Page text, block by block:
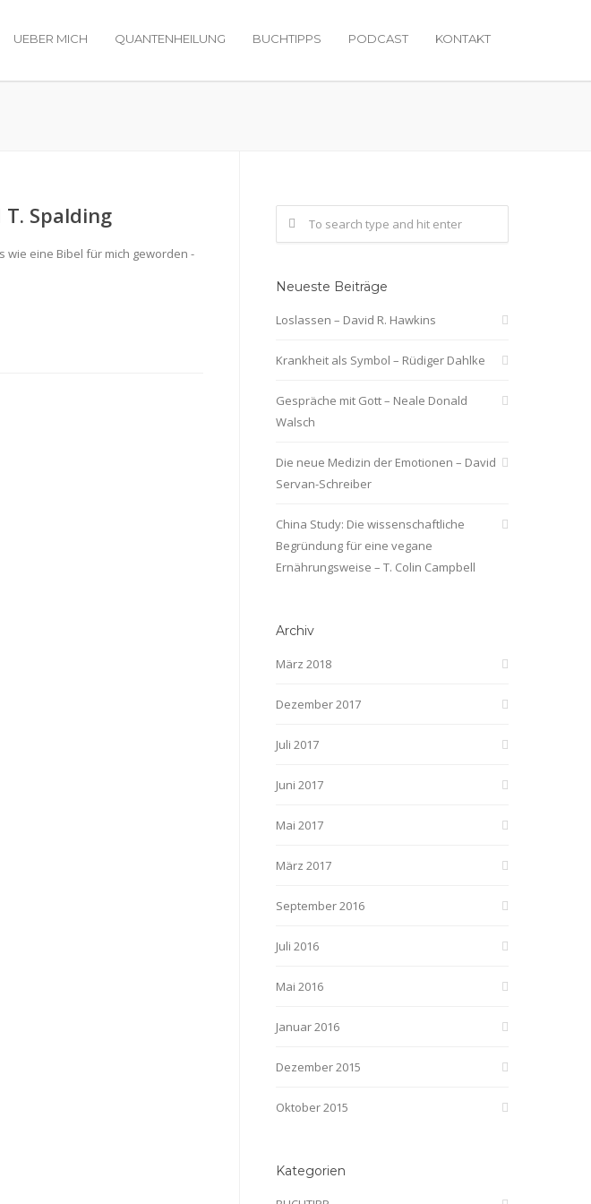
UEBER MICH QUANTENHEILUNG BUCHTIPPS PODCAST KONTAKT
Spalding
wie eine Bibel für mich geworden -
Neueste Beiträge
Loslassen – David R. Hawkins
Krankheit als Symbol – Rüdiger Dahlke
Gespräche mit Gott – Neale Donald
Walsch
Die neue Medizin der Emotionen – David
Servan-Schreiber
China Study: Die wissenschaftliche
Begründung für eine vegane
Ernährungsweise – T. Colin Campbell
Archiv
März 2018
Dezember 2017
Juli 2017
Juni 2017
Mai 2017
März 2017
September 2016
Juli 2016
Mai 2016
Januar 2016
Dezember 2015
Oktober 2015
Kategorien